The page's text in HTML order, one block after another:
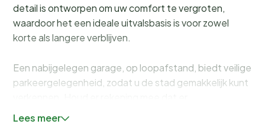
detail is ontworpen om uw comfort te vergroten,
waardoor het een ideale uitvalsbasis is voor zowel
korte als langere verblijven.
Een nabijgelegen garage, op loopafstand, biedt veilige
parkeergelegenheid, zodat u de stad gemakkelijk kunt
gevelwerkzaamheden gepland staan vanaf 8/1/24,
Lees meer